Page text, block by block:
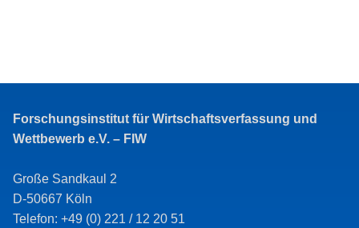
Forschungsinstitut für Wirtschaftsverfassung und
Wettbewerb e.V. – FIW
Große Sandkaul 2
D-50667 Köln
Telefon: +49 (0) 221 / 12 20 51